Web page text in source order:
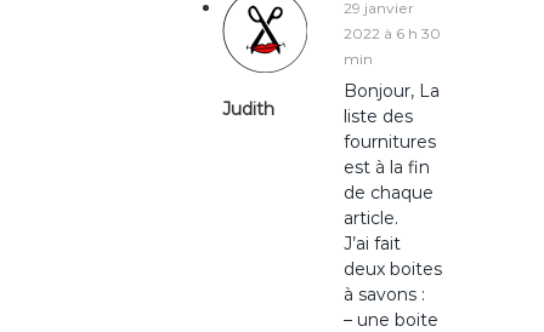
Judith
29 janvier
2022 à 6 h 30
min
Bonjour, La
liste des
fournitures
est à la fin
de chaque
article.
J’ai fait
deux boites
à savons :
– une boite